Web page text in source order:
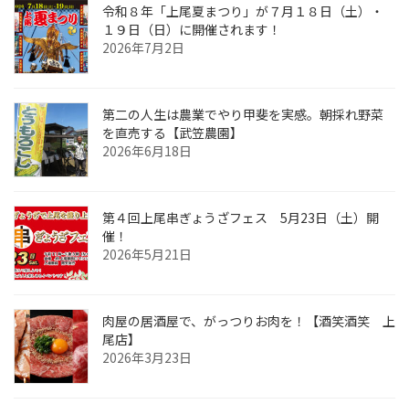
令和８年「上尾夏まつり」が７月１８日（土）・
１９日（日）に開催されます！
2026年7月2日
第二の人生は農業でやり甲斐を実感。朝採れ野菜
を直売する【武笠農園】
2026年6月18日
第４回上尾串ぎょうざフェス 5月23日（土）開
催！
2026年5月21日
肉屋の居酒屋で、がっつりお肉を！【酒笑酒笑 上
尾店】
2026年3月23日